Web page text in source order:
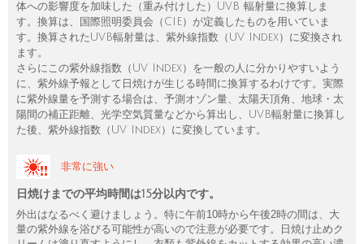
体への影響度を加味した（重み付けした）UVB 輻射量に換算しま
す。換算は、国際照明委員会（CIE）が定義したものを用いていま
す。換算されたUVB輻射量は、紫外線指数（UV Index）に変換され
ます。
さらにこの紫外線指数（UV Index）を一般の人に分かりやすいよう
に、紫外線予報として日焼けが生じる時間に換算するわけです。実際
に紫外線量を予測する場合は、予測オゾン量、太陽天頂角、地球・太
陽間の補正距離、光学空気質量などから算出し、UVB輻射量に換算し
た後、紫外線指数（UV Index）に変換しています。
非常に強い
日焼けまでの平均時間は15分以内です。
外出はなるべく避けましょう。特に午前10時から午後2時の間は、大
量の紫外線を浴びる可能性が高いので注意が必要です。日焼け止めク